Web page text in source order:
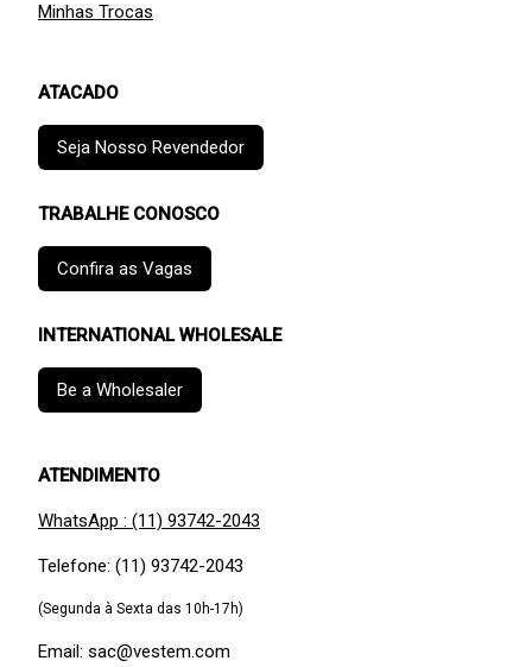
Minhas Trocas
ATACADO
Seja Nosso Revendedor
TRABALHE CONOSCO
Confira as Vagas
INTERNATIONAL WHOLESALE
Be a Wholesaler
ATENDIMENTO
WhatsApp : (11) 93742-2043
Telefone: (11) 93742-2043
(Segunda à Sexta das 10h-17h)
Email: sac@vestem.com